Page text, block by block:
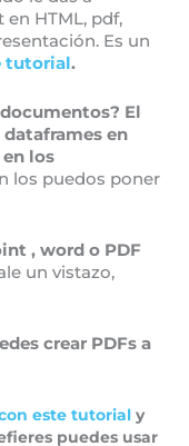
HTML, pdf,
Es un
tutorial.
El
en
los
los puedos poner
, word o PDF
un vistazo,
crear PDFs a
este tutorial y
puedes usar